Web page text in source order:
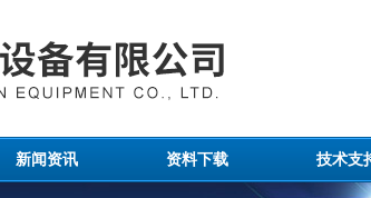
新闻资讯 资料下载 技术支